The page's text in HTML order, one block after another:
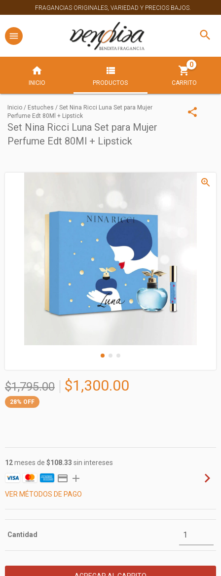
FRAGANCIAS ORIGINALES, VARIEDAD Y PRECIOS BAJOS.
INICIO PRODUCTOS CARRITO
0
Inicio / Estuches / Set Nina Ricci Luna Set para Mujer
Perfume Edt 80Ml + Lipstick
Set Nina Ricci Luna Set para Mujer
Perfume Edt 80Ml + Lipstick
$1,795.00 $1,300.00
28% OFF
12meses de $108.33 sin intereses
VER MÉTODOS DE PAGO
Cantidad